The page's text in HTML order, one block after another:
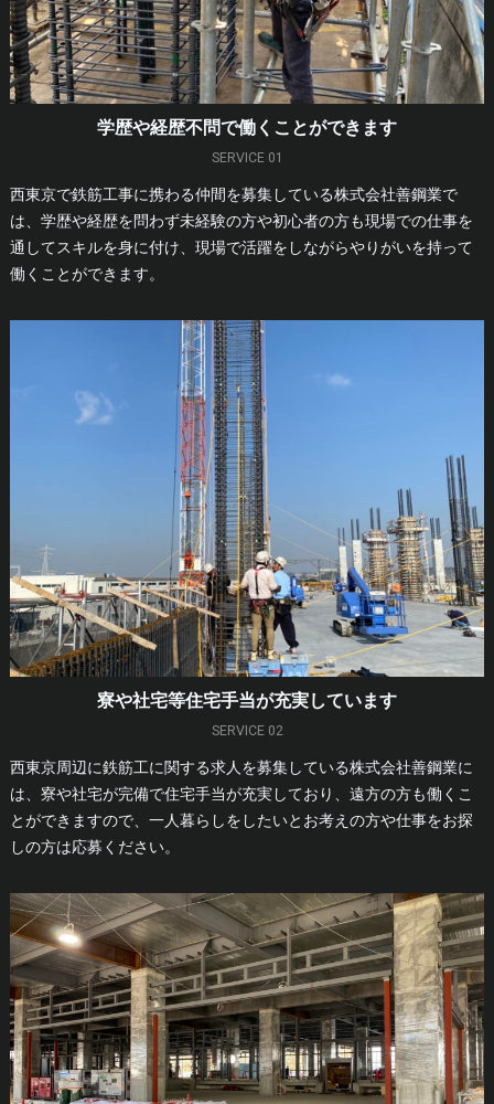
学歴や経歴不問で働くことができます
SERVICE 01
西東京で鉄筋工事に携わる仲間を募集している株式会社善鋼業で
は、学歴や経歴を問わず未経験の方や初心者の方も現場での仕事を
通してスキルを身に付け、現場で活躍をしながらやりがいを持って
働くことができます。
寮や社宅等住宅手当が充実しています
SERVICE 02
西東京周辺に鉄筋工に関する求人を募集している株式会社善鋼業に
は、寮や社宅が完備で住宅手当が充実しており、遠方の方も働くこ
とができますので、一人暮らしをしたいとお考えの方や仕事をお探
しの方は応募ください。